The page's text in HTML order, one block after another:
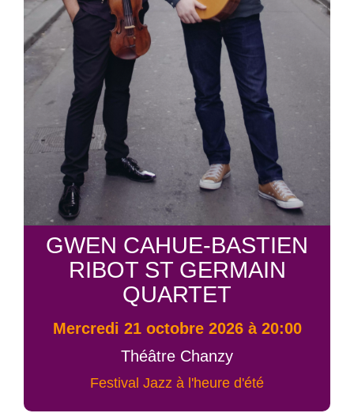
GWEN CAHUE-BASTIEN
RIBOT ST GERMAIN
QUARTET
mercredi 21 octobre 2026 à 20:00
Théâtre Chanzy
Festival Jazz à l'heure d'été